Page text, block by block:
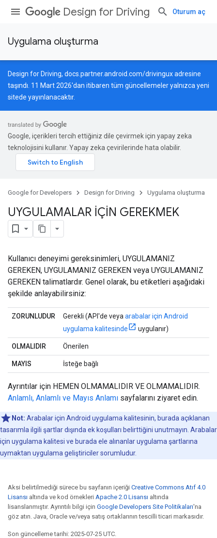
Design for Driving Oturum aç
Uygulama oluşturma
Design for Driving, docs.partner.android.com/drivinguxadresine
taşındı. 11 Mart 2026'dan itibaren tüm güncellemeler yalnızca yeni
sitede yayınlanacaktır.
Google, içerikleri tercih ettiğiniz dile çevirmek için yapay zeka
teknolojisini kullanır. Yapay zeka çevirilerinde hata olabilir.
Google for Developers Design for Driving Uygulama oluşturma
UYGULAMALAR İÇİN GEREKMEK
Kullanıcı deneyimi gereksinimleri, UYGULAMANIZ
GEREKEN, UYGULAMANIZ GEREKEN veya UYGULAMANIZ
GEREKEN talimatlardır. Genel olarak, bu etiketleri aşağıdaki
şekilde anlayabilirsiniz:
ZORUNLUDUR Gerekli (API'de veya arabalar için Android
uygulama kalitesinde
uygulanır)
OLMALIDIR Önerilen
MAYIS İsteğe bağlı
Ayrıntılar için HEMEN OLMAMALIDIR VE OLMAMALIDIR.
Anlamlı, Anlamlı ve Mayıs Anlamı sayfalarını ziyaret edin.
Not: Arabalar için Android uygulama kalitesinin, burada açıklanan
tasarımla ilgili şartlar dışında ek koşulları belirttiğini unutmayın. Arabalar
için uygulama kalitesi ve burada ele alınanlar uygulama şartlarına
uymaktan uygulama geliştiriciler sorumludur.
Aksi belirtilmediği sürece bu sayfanın içeriği Creative Commons Atıf 4.0
Lisansı altında ve kod örnekleri Apache 2.0 Lisansı altında
lisanslanmıştır. Ayrıntılı bilgi için Google Developers Site Politikaları'na
göz atın. Java, Oracle ve/veya satış ortaklarının tescilli ticari markasıdır.
Son güncelleme tarihi: 2025-07-25 UTC.